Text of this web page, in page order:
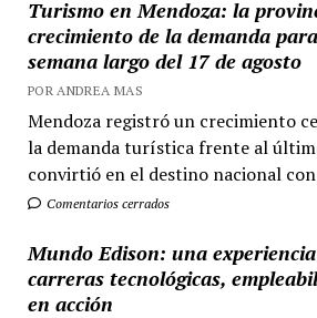
Turismo en Mendoza: la
crecimiento de la demanda
semana largo del 17 de agosto
POR ANDREA MAS
Mendoza registró un crecimiento
la demanda turística frente al
convirtió en el destino nacional
Comentarios cerrados
Mundo Edison: una
carreras tecnológicas,
en acción